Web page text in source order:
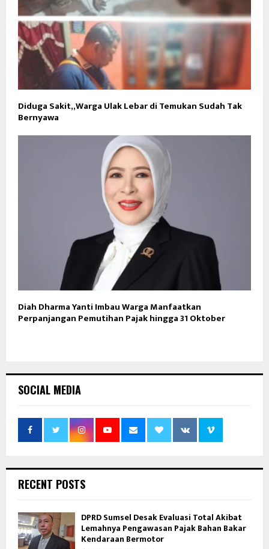
Diduga Sakit,,Warga Ulak Lebar di Temukan Sudah Tak
Bernyawa
Diah Dharma Yanti Imbau Warga Manfaatkan
Perpanjangan Pemutihan Pajak hingga 31 Oktober
SOCIAL MEDIA
RECENT POSTS
DPRD Sumsel Desak Evaluasi Total Akibat
Lemahnya Pengawasan Pajak Bahan Bakar
Kendaraan Bermotor